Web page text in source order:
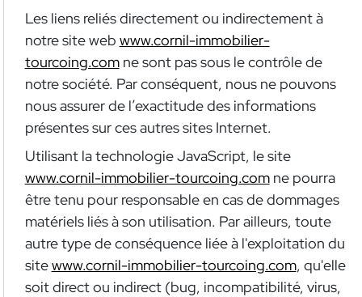
Les liens reliés directement ou indirectement à
notre site web www.cornil-immobilier-
tourcoing.comne sont pas sous le contrôle de
notre société. Par conséquent, nous ne pouvons
nous assurer de l’exactitude des informations
présentes sur ces autres sites Internet.
Utilisant la technologie JavaScript, le site
www.cornil-immobilier-tourcoing.comne pourra
être tenu pour responsable en cas de dommages
matériels liés à son utilisation. Par ailleurs, toute
autre type de conséquence liée à l'exploitation du
sitewww.cornil-immobilier-tourcoing.com, qu'elle
soit direct ou indirect (bug, incompatibilité, virus,